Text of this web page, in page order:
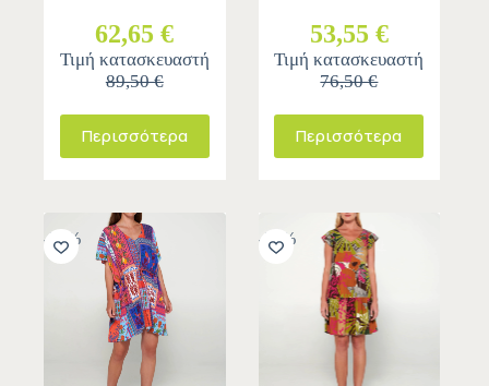
62,65 €
Τιμή κατασκευαστή
89,50 €
Περισσότερα
53,55 €
Τιμή κατασκευαστή
76,50 €
Περισσότερα
-30% -30%